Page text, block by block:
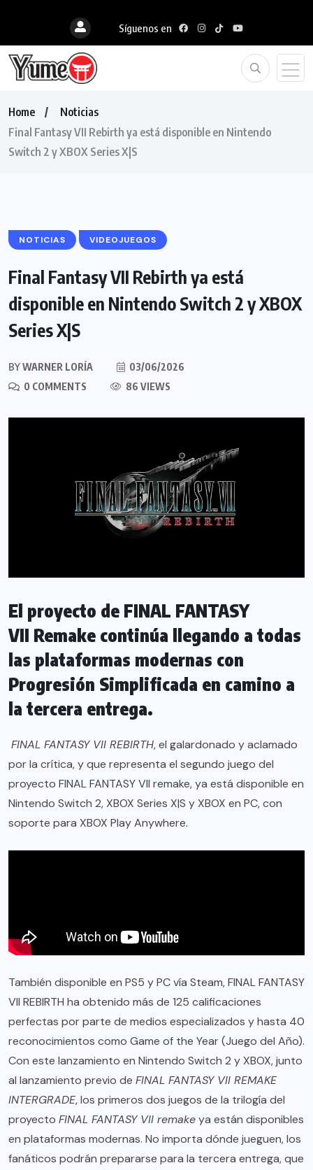
Síguenos en
Home
Noticias
Final Fantasy VII Rebirth ya está disponible en Nintendo
Switch 2 y XBOX Series X|S
NOTICIAS VIDEOJUEGOS
Final Fantasy VII Rebirth ya está
disponible en Nintendo Switch 2 y XBOX
Series X|S
BYWARNER LORÍA
03/06/2026
0 COMMENTS
86 VIEWS
El proyecto de FINAL FANTASY
VII Remake continúa llegando a todas
las plataformas modernas con
Progresión Simplificada en camino a
la tercera entrega.
FINAL FANTASY VII REBIRTH, el galardonado y aclamado
por la crítica, y que representa el segundo juego del
proyecto FINAL FANTASY VII remake, ya está disponible en
Nintendo Switch 2, XBOX Series X|S y XBOX en PC, con
soporte para XBOX Play Anywhere.
También disponible en PS5 y PC vía Steam, FINAL FANTASY
VII REBIRTH ha obtenido más de 125 calificaciones
perfectas por parte de medios especializados y hasta 40
reconocimientos como Game of the Year (Juego del Año).
Con este lanzamiento en Nintendo Switch 2 y XBOX, junto
al lanzamiento previo de FINAL FANTASY VII REMAKE
INTERGRADE, los primeros dos juegos de la trilogía del
proyecto FINAL FANTASY VII remakeya están disponibles
en plataformas modernas. No importa dónde jueguen, los
fanáticos podrán prepararse para la tercera entrega, que